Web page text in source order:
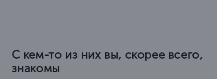
С кем-то из них вы, скорее всего,
знакомы